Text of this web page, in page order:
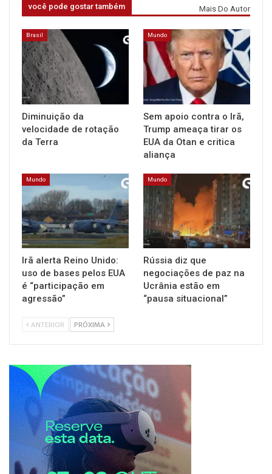
você pode gostar também Mais Do Autor
Brasil
Diminuição da
velocidade de rotação
da Terra
Mundo
Sem apoio contra o Irã,
Trump ameaça tirar os
EUA da Otan e critica
aliança
Mundo
Irã alerta Reino Unido:
uso de bases pelos EUA
é “participação em
agressão”
Mundo
Rússia diz que
negociações de paz na
Ucrânia estão em
“pausa situacional”
ANTERIOR PRÓXIMA